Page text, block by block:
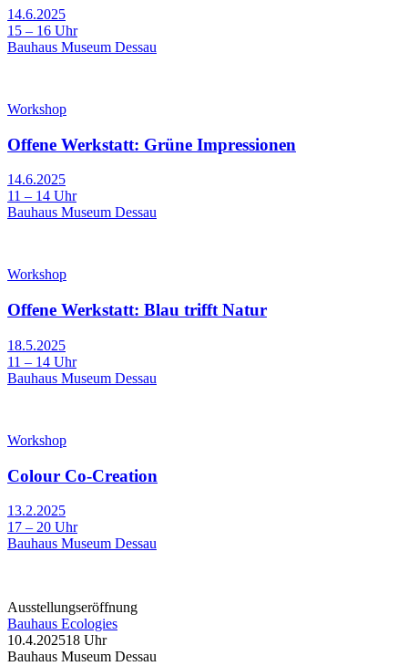
14.6.2025
15 – 16 Uhr
Bauhaus Museum Dessau
Workshop
Offene Werkstatt: Grüne Impressionen
14.6.2025
11 – 14 Uhr
Bauhaus Museum Dessau
Workshop
Offene Werkstatt: Blau trifft Natur
18.5.2025
11 – 14 Uhr
Bauhaus Museum Dessau
Workshop
Colour Co-Creation
13.2.2025
17 – 20 Uhr
Bauhaus Museum Dessau
Ausstellungseröffnung
Bauhaus Ecologies
10.4.202518 Uhr
Bauhaus Museum Dessau